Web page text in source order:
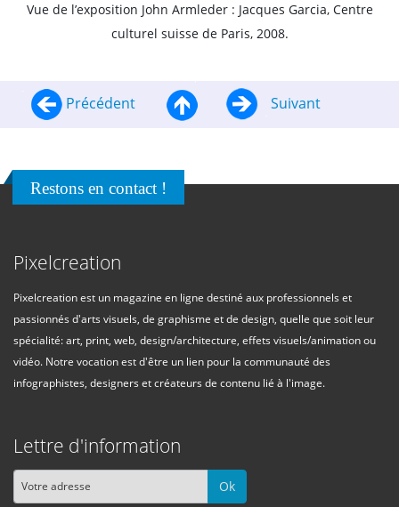
Vue de l’exposition John Armleder : Jacques Garcia, Centre
culturel suisse de Paris, 2008.
Précédent Suivant
Restons en contact !
Pixelcreation
Pixelcreation est un magazine en ligne destiné aux professionnels et
passionnés d'arts visuels, de graphisme et de design, quelle que soit leur
spécialité: art, print, web, design/architecture, effets visuels/animation ou
vidéo. Notre vocation est d'être un lien pour la communauté des
infographistes, designers et créateurs de contenu lié à l'image.
Lettre d'information
Ok